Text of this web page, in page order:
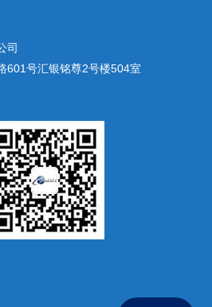
司
601号汇银铭尊2号楼504室